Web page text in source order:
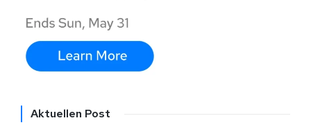
Aktuellen Post